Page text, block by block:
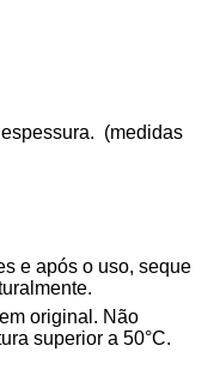
(medidas
e após o uso, seque
original. Não
superior a 50°C.